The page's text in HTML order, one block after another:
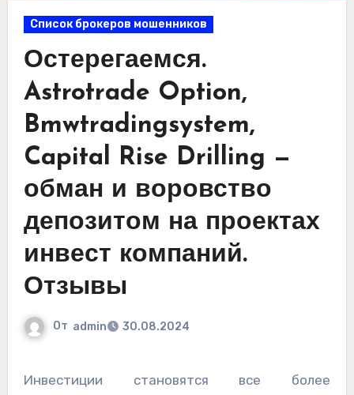
Список брокеров мошенников
Остерегаемся.
Astrotrade Option,
Bmwtradingsystem,
Capital Rise Drilling —
обман и воровство
депозитом на проектах
инвест компаний.
Отзывы
От admin 30.08.2024
Инвестиции становятся все более